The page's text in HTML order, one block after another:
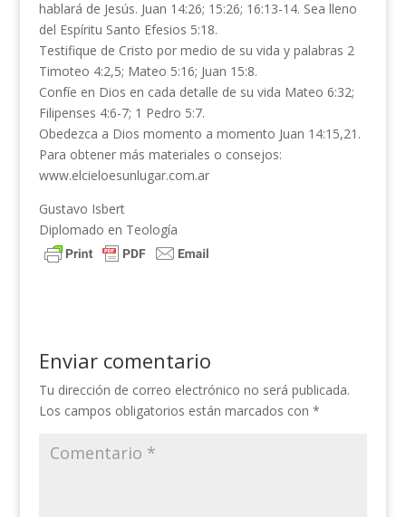
hablará de Jesús. Juan 14:26; 15:26; 16:13-14. Sea lleno
del Espíritu Santo Efesios 5:18.
Testifique de Cristo por medio de su vida y palabras 2
Timoteo 4:2,5; Mateo 5:16; Juan 15:8.
Confíe en Dios en cada detalle de su vida Mateo 6:32;
Filipenses 4:6-7; 1 Pedro 5:7.
Obedezca a Dios momento a momento Juan 14:15,21.
Para obtener más materiales o consejos:
www.elcieloesunlugar.com.ar
Gustavo Isbert
Diplomado en Teología
Enviar comentario
Tu dirección de correo electrónico no será publicada.
Los campos obligatorios están marcados con *